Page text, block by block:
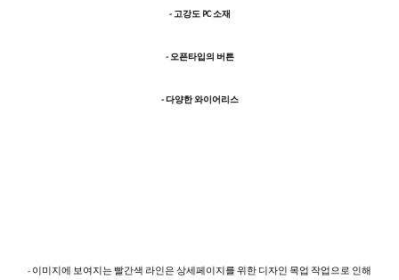
- 고강도 PC 소재
- 오픈타입의 버튼
- 다양한 와이어리스
- 이미지에 보여지는 빨간색 라인은 상세페이지를 위한 디자인 목업 작업으로 인해